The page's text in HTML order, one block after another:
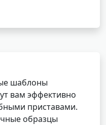
шаблоны
вам эффективно
приставами.
образцы